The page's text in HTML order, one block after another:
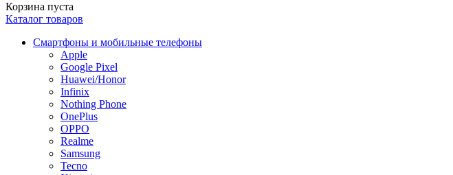
Корзина пуста
Каталог товаров
Смартфоны и мобильные телефоны
Apple
Google Pixel
Huawei/Honor
Infinix
Nothing Phone
OnePlus
OPPO
Realme
Samsung
Tecno